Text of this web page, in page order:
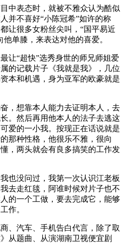
表态时，就被不雅众认为酷似
并不喜好“小陈冠希”如许的称
让很多女粉丝尖叫，“国平易近
单膝，来表达对他的喜爱。
“超快”选秀身世的师兄师姐爱
的记载片子《我就是我》，几位
本和机遇，身为亚军的欧豪就是
想靠本人能力去证明本人，去
。然后再用他本人的法子去逃这
爱的一小我。按现正在话说就是
那种性格，他很乐不雅，很向
，两头就会有良多搞笑的工作发
没问过，我第一次认识江老板
去走红毯，阿谁时候对片子也不
的一个工做，要去完成它，能够
作。
汽车、手机告白代言，除了取
从题曲、从演湖南卫视便宜剧